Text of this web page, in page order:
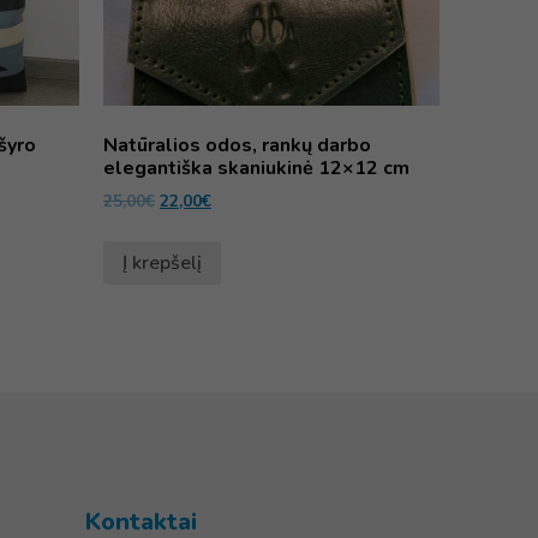
Natūralios odos, rankų darbo
elegantiška skaniukinė 12×12 cm
25,00€ 22,00€
Į krepšelį
Kontaktai